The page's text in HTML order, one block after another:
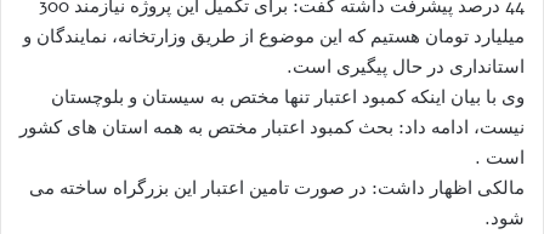
44 درصد پیشرفت داشته گفت: برای تکمیل این پروژه نیازمند 300
میلیارد تومان هستیم که این موضوع از طریق وزارتخانه، نمایندگان و
استانداری در حال پیگیری است.
وی با بیان اینکه کمبود اعتبار تنها مختص به سیستان و بلوچستان
نیست، ادامه داد: بحث کمبود اعتبار مختص به همه استان های کشور
است .
مالکی اظهار داشت: در صورت تامین اعتبار این بزرگراه ساخته می
شود.